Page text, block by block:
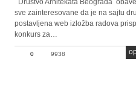
sve zainteresovane da je na sajtu
postavljena web izložba radova
konkurs za…
0 9938